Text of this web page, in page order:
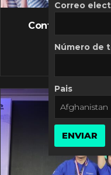
Controversia de
Correo
Número de
Pais
ENVIAR